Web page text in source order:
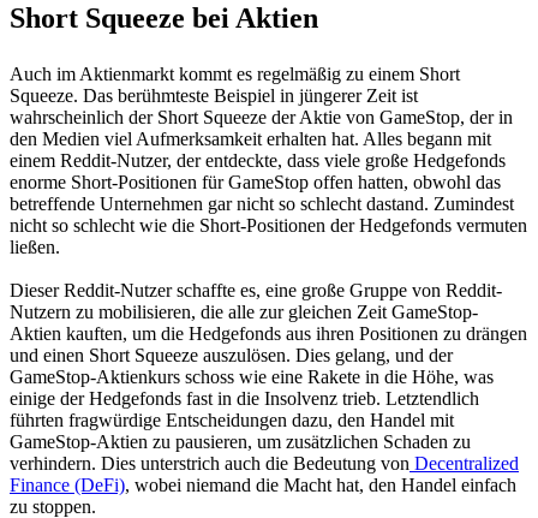
Short Squeeze bei Aktien
Auch im Aktienmarkt kommt es regelmäßig zu einem Short
Squeeze. Das berühmteste Beispiel in jüngerer Zeit ist
wahrscheinlich der Short Squeeze der Aktie von GameStop, der in
den Medien viel Aufmerksamkeit erhalten hat. Alles begann mit
einem Reddit-Nutzer, der entdeckte, dass viele große Hedgefonds
enorme Short-Positionen für GameStop offen hatten, obwohl das
betreffende Unternehmen gar nicht so schlecht dastand. Zumindest
nicht so schlecht wie die Short-Positionen der Hedgefonds vermuten
ließen.
Dieser Reddit-Nutzer schaffte es, eine große Gruppe von Reddit-
Nutzern zu mobilisieren, die alle zur gleichen Zeit GameStop-
Aktien kauften, um die Hedgefonds aus ihren Positionen zu drängen
und einen Short Squeeze auszulösen. Dies gelang, und der
GameStop-Aktienkurs schoss wie eine Rakete in die Höhe, was
einige der Hedgefonds fast in die Insolvenz trieb. Letztendlich
führten fragwürdige Entscheidungen dazu, den Handel mit
GameStop-Aktien zu pausieren, um zusätzlichen Schaden zu
verhindern. Dies unterstrich auch die Bedeutung von Decentralized
Finance (DeFi), wobei niemand die Macht hat, den Handel einfach
zu stoppen.